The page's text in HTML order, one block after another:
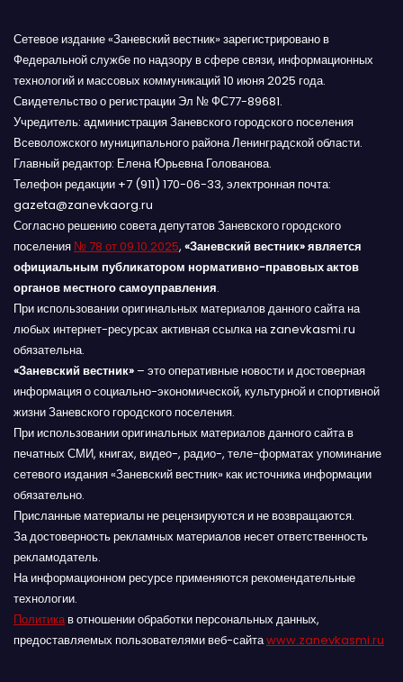
Сетевое издание «Заневский вестник» зарегистрировано в
Федеральной службе по надзору в сфере связи, информационных
технологий и массовых коммуникаций 10 июня 2025 года.
Свидетельство о регистрации Эл № ФС77-89681.
Учредитель: администрация Заневского городского поселения
Всеволожского муниципального района Ленинградской области.
Главный редактор: Елена Юрьевна Голованова.
Телефон редакции +7 (911) 170-06-33, электронная почта:
gazeta@zanevkaorg.ru
Согласно решению совета депутатов Заневского городского
поселения № 78 от 09.10.2025, «Заневский вестник» является
официальным публикатором нормативно-правовых актов
органов местного самоуправления.
При использовании оригинальных материалов данного сайта на
любых интернет-ресурсах активная ссылка на zanevkasmi.ru
обязательна.
«Заневский вестник» – это оперативные новости и достоверная
информация о социально-экономической, культурной и спортивной
жизни Заневского городского поселения.
При использовании оригинальных материалов данного сайта в
печатных СМИ, книгах, видео-, радио-, теле-форматах упоминание
сетевого издания «Заневский вестник» как источника информации
обязательно.
Присланные материалы не рецензируются и не возвращаются.
За достоверность рекламных материалов несет ответственность
рекламодатель.
На информационном ресурсе применяются рекомендательные
технологии.
Политикав отношении обработки персональных данных,
предоставляемых пользователями веб-сайтаwww.zanevkasmi.ru